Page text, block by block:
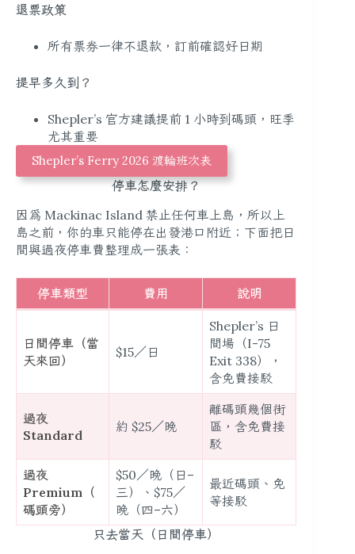
退票政策
所有票券一律不退款，訂前確認好日期
提早多久到？
Shepler’s 官方建議提前 1 小時到碼頭，旺季
尤其重要
Shepler’s Ferry 2026 渡輪班次表
停車怎麼安排？
因為 Mackinac Island 禁止任何車上島，所以上
島之前，你的車只能停在出發港口附近；下面把日
間與過夜停車費整理成一張表：
停車類型 費用 說明
日間停車（當
天來回）
$15／日
Shepler’s 日
間場（I-75
Exit 338），
含免費接駁
過夜
Standard
約 $25／晚
離碼頭幾個街
區，含免費接
駁
過夜
Premium（
碼頭旁）
$50／晚（日–
三）、$75／
晚（四–六）
最近碼頭、免
等接駁
只去當天（日間停車）